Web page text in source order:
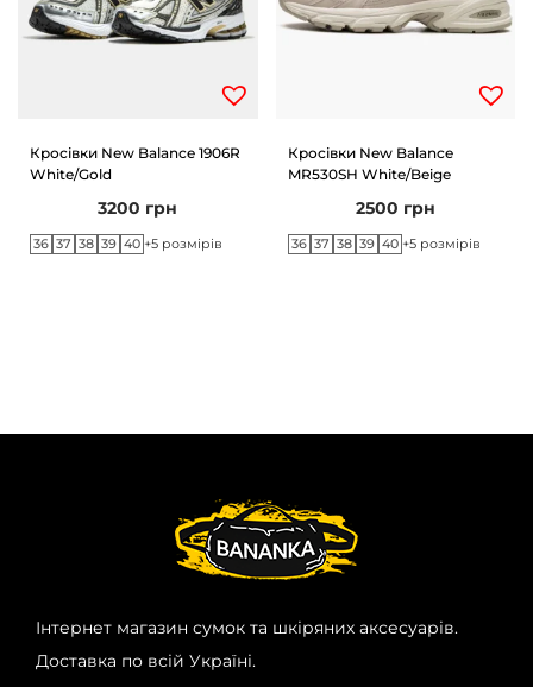
Кросівки New Balance 1906R
White/Gold
3200 грн
36 37 38 39 40 +5 розмірів
Кросівки New Balance
MR530SH White/Beige
2500 грн
36 37 38 39 40 +5 розмірів
Інтернет магазин сумок та шкіряних аксесуарів.
Доставка по всій Україні.